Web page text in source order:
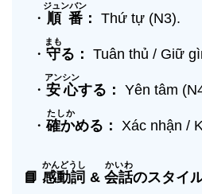
・ 順番
ジュンバン
： Thứ tự (N3).
・ 守
まも
る： Tuân thủ / Giữ
・ 安心
アンシン
する： Yên tâm
・確か
たしか
める： Xác nhận /
📘 感動詞
かんどうし
& 会話
かいわ
のスタイ